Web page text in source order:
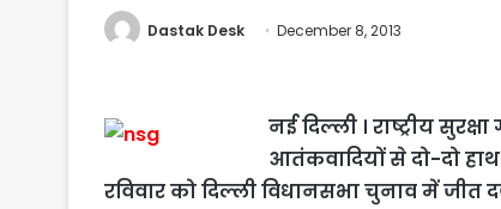
Dastak Desk December 8, 2013
नई दिल्ली । राष्ट्रीय
आतंकवादियों से दो-दो
रविवार को दिल्ली विधानसभा चुनाव में जीत